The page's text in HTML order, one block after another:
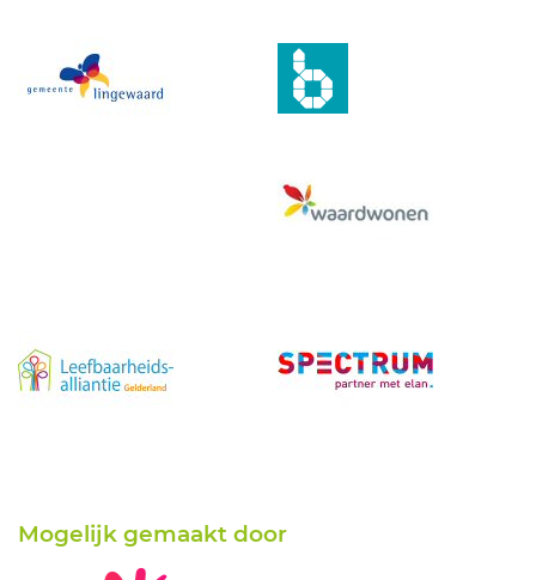
Mogelijk gemaakt door